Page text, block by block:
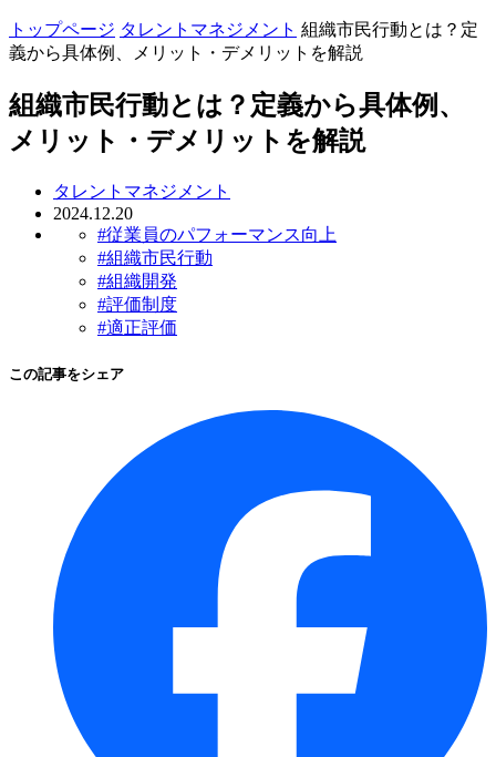
トップページ タレントマネジメント 組織市民行動とは？定
義から具体例、メリット・デメリットを解説
組織市民行動とは？定義から具体例、
メリット・デメリットを解説
タレントマネジメント
2024.12.20
#従業員のパフォーマンス向上
#組織市民行動
#組織開発
#評価制度
#適正評価
この記事をシェア